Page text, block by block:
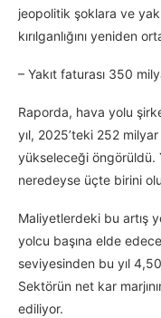
jeopolitik şoklara ve
kırılganlığını yeniden
– Yakıt faturası 350
Raporda, hava yolu
yıl, 2025’teki 252
yükseleceği öngörüldü.
neredeyse üçte birini
Maliyetlerdeki bu artış
yolcu başına elde
seviyesinden bu yıl
Sektörün net kar
ediliyor.